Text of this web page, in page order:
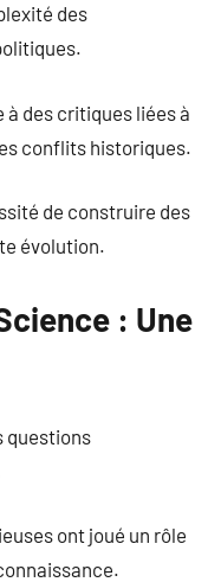
des
des critiques liées à
conflits historiques.
de construire des
évolution.
: Une
questions
ont joué un rôle